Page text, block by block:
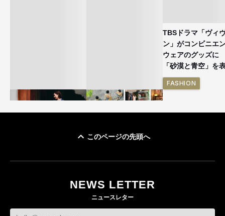
ケットなど7型を発売
をラインナップ
TBSドラマ「ヴィ
ン」がコンビニエ
ウェアのグッズ
「砂漠と青空」を
FASHION
このページの先頭へ
NEWS LETTER
ニュースレター